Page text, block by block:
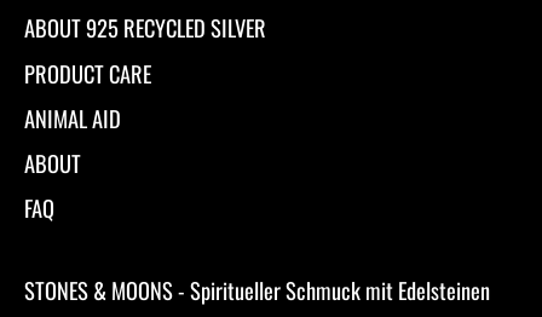
ABOUT 925 RECYCLED SILVER
PRODUCT CARE
ANIMAL AID
ABOUT
FAQ
STONES & MOONS - Spiritueller Schmuck mit Edelsteinen